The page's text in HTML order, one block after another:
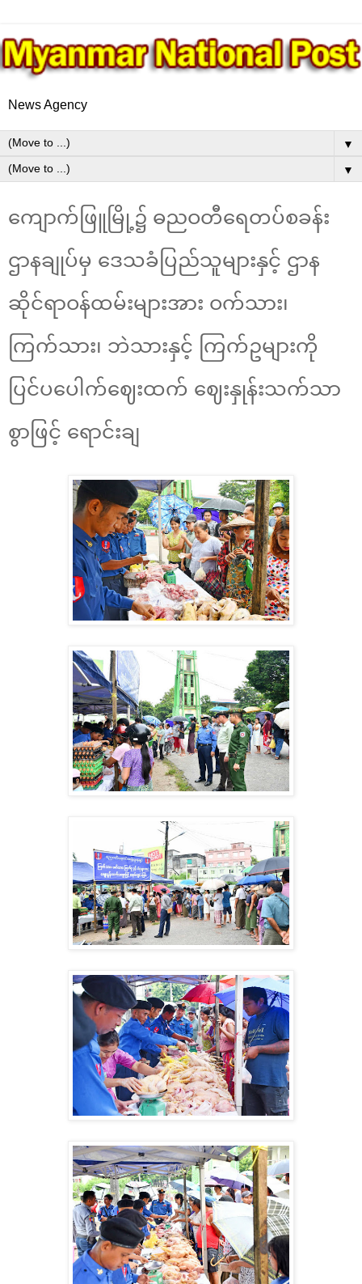
News Agency
▼
▼
ကျောက်ဖြူမြို့၌ ဓညဝတီရေတပ်စခန်း
ဌာနချုပ်မှ ဒေသခံပြည်သူများနှင့် ဌာန
ဆိုင်ရာဝန်ထမ်းများအား ဝက်သား၊
ကြက်သား၊ ဘဲသားနှင့် ကြက်ဥများကို
ပြင်ပပေါက်ဈေးထက် ဈေးနှုန်းသက်သာ
စွာဖြင့် ရောင်းချ